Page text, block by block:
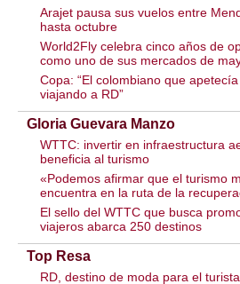
Arajet pausa sus vuelos entre
hasta octubre
World2Fly celebra cinco años de
como uno de sus mercados de
Copa: “El colombiano que
viajando a RD”
Gloria Guevara Manzo
WTTC: invertir en infraestructura
beneficia al turismo
«Podemos afirmar que el turismo
encuentra en la ruta de la
El sello del WTTC que busca
viajeros abarca 250 destinos
Top Resa
RD, destino de moda para el